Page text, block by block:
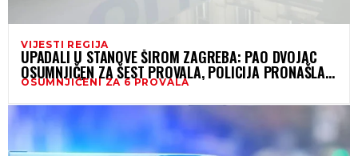
VIJESTI REGIJA
UPADALI U STANOVE ŠIROM ZAGREBA: PAO DVOJAC
OSUMNJIČEN ZA ŠEST PROVALA, POLICIJA PRONAŠLA I
PROVALNIČKI ALAT
OSUMNJIČENI ZA 6 PROVALA